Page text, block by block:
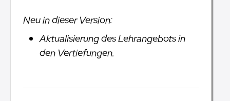
Neu in dieser Version:
Aktualisierung des Lehrangebots in
den Vertiefungen.